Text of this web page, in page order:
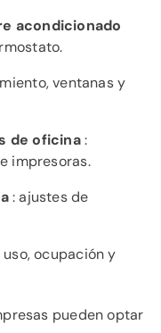
acondicionado
ventanas y
de oficina:
impresoras.
: ajustes de
uso, ocupación y
pueden optar